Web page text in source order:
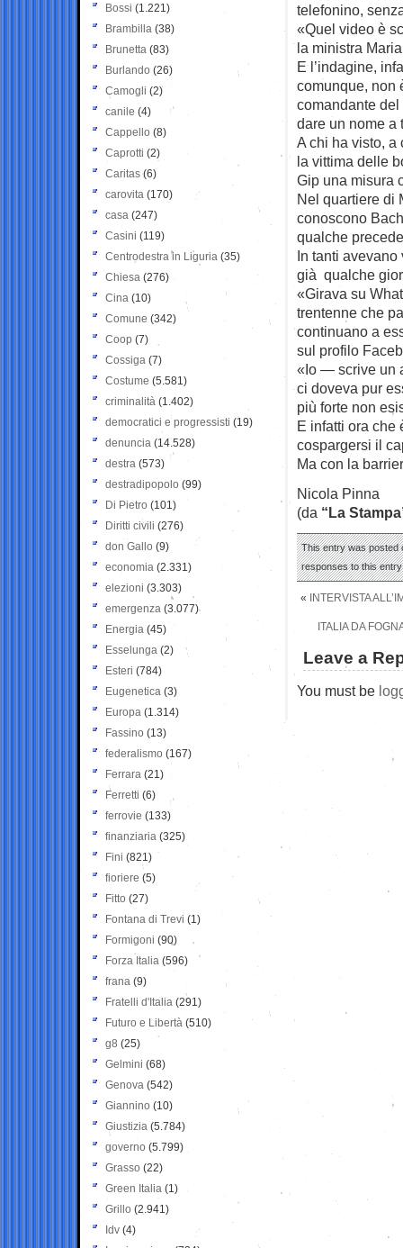
telefonino,
«Quel video è
la ministra
E l’indagine,
comunque, non
comandante
dare un nome a
A chi ha visto, a
la vittima delle
Gip una misura
Nel quartiere di
conoscono
qualche
In tanti
già qualche
«Girava su
trentenne che
continuano a
sul profilo
«Io — scrive un
ci doveva pur
più forte non
E infatti ora che
cospargersi il
Ma con la
Nicola Pinna
(da “La
This entry was posted
responses to this
« INTERVISTA
ITALIA DA
Leave a
You must be
Bossi (1.221)
Brambilla (38)
Brunetta (83)
Burlando (26)
Camogli (2)
canile (4)
Cappello (8)
Caprotti (2)
Caritas (6)
carovita (170)
casa (247)
Casini (119)
Centrodestra in Liguria (35)
Chiesa (276)
Cina (10)
Comune (342)
Coop (7)
Cossiga (7)
Costume (5.581)
criminalità (1.402)
democratici e progressisti (19)
denuncia (14.528)
destra (573)
destradipopolo (99)
Di Pietro (101)
Diritti civili (276)
don Gallo (9)
economia (2.331)
elezioni (3.303)
emergenza (3.077)
Energia (45)
Esselunga (2)
Esteri (784)
Eugenetica (3)
Europa (1.314)
Fassino (13)
federalismo (167)
Ferrara (21)
Ferretti (6)
ferrovie (133)
finanziaria (325)
Fini (821)
fioriere (5)
Fitto (27)
Fontana di Trevi (1)
Formigoni (90)
Forza Italia (596)
frana (9)
Fratelli d'Italia (291)
Futuro e Libertà (510)
g8 (25)
Gelmini (68)
Genova (542)
Giannino (10)
Giustizia (5.784)
governo (5.799)
Grasso (22)
Green Italia (1)
Grillo (2.941)
Idv (4)